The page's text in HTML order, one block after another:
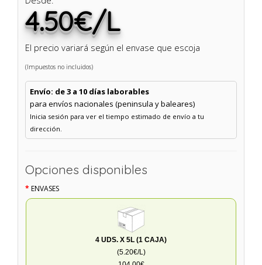
4.50€/L
El precio variará según el envase que escoja
(Impuestos no incluidos)
Envío: de 3 a 10 días laborables
para envíos nacionales (peninsula y baleares)
Inicia sesión para ver el tiempo estimado de envío a tu
dirección.
Opciones disponibles
ENVASES
4 UDS. X 5L (1 CAJA)
(5.20€/L)